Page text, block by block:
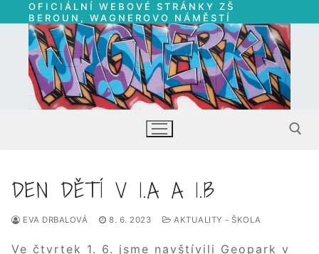
Přeskočit
na
obsah
OFICIÁLNÍ WEBOVÉ STRÁNKY ZŠ
BEROUN, WAGNEROVO NÁMĚSTÍ
Hledat:
DEN DĚTÍ V 1.A A 1.B
EVA DRBALOVÁ 8. 6. 2023 AKTUALITY - ŠKOLA
Ve čtvrtek 1. 6. jsme navštívili Geopark v